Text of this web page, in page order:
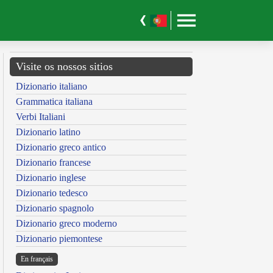
Visite os nossos sitios
Dizionario italiano
Grammatica italiana
Verbi Italiani
Dizionario latino
Dizionario greco antico
Dizionario francese
Dizionario inglese
Dizionario tedesco
Dizionario spagnolo
Dizionario greco moderno
Dizionario piemontese
En français